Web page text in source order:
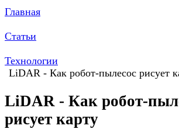
Главная
Статьи
Технологии
LiDAR - Как робот-пылесос рисует
LiDAR - Как робот-
рисует карту